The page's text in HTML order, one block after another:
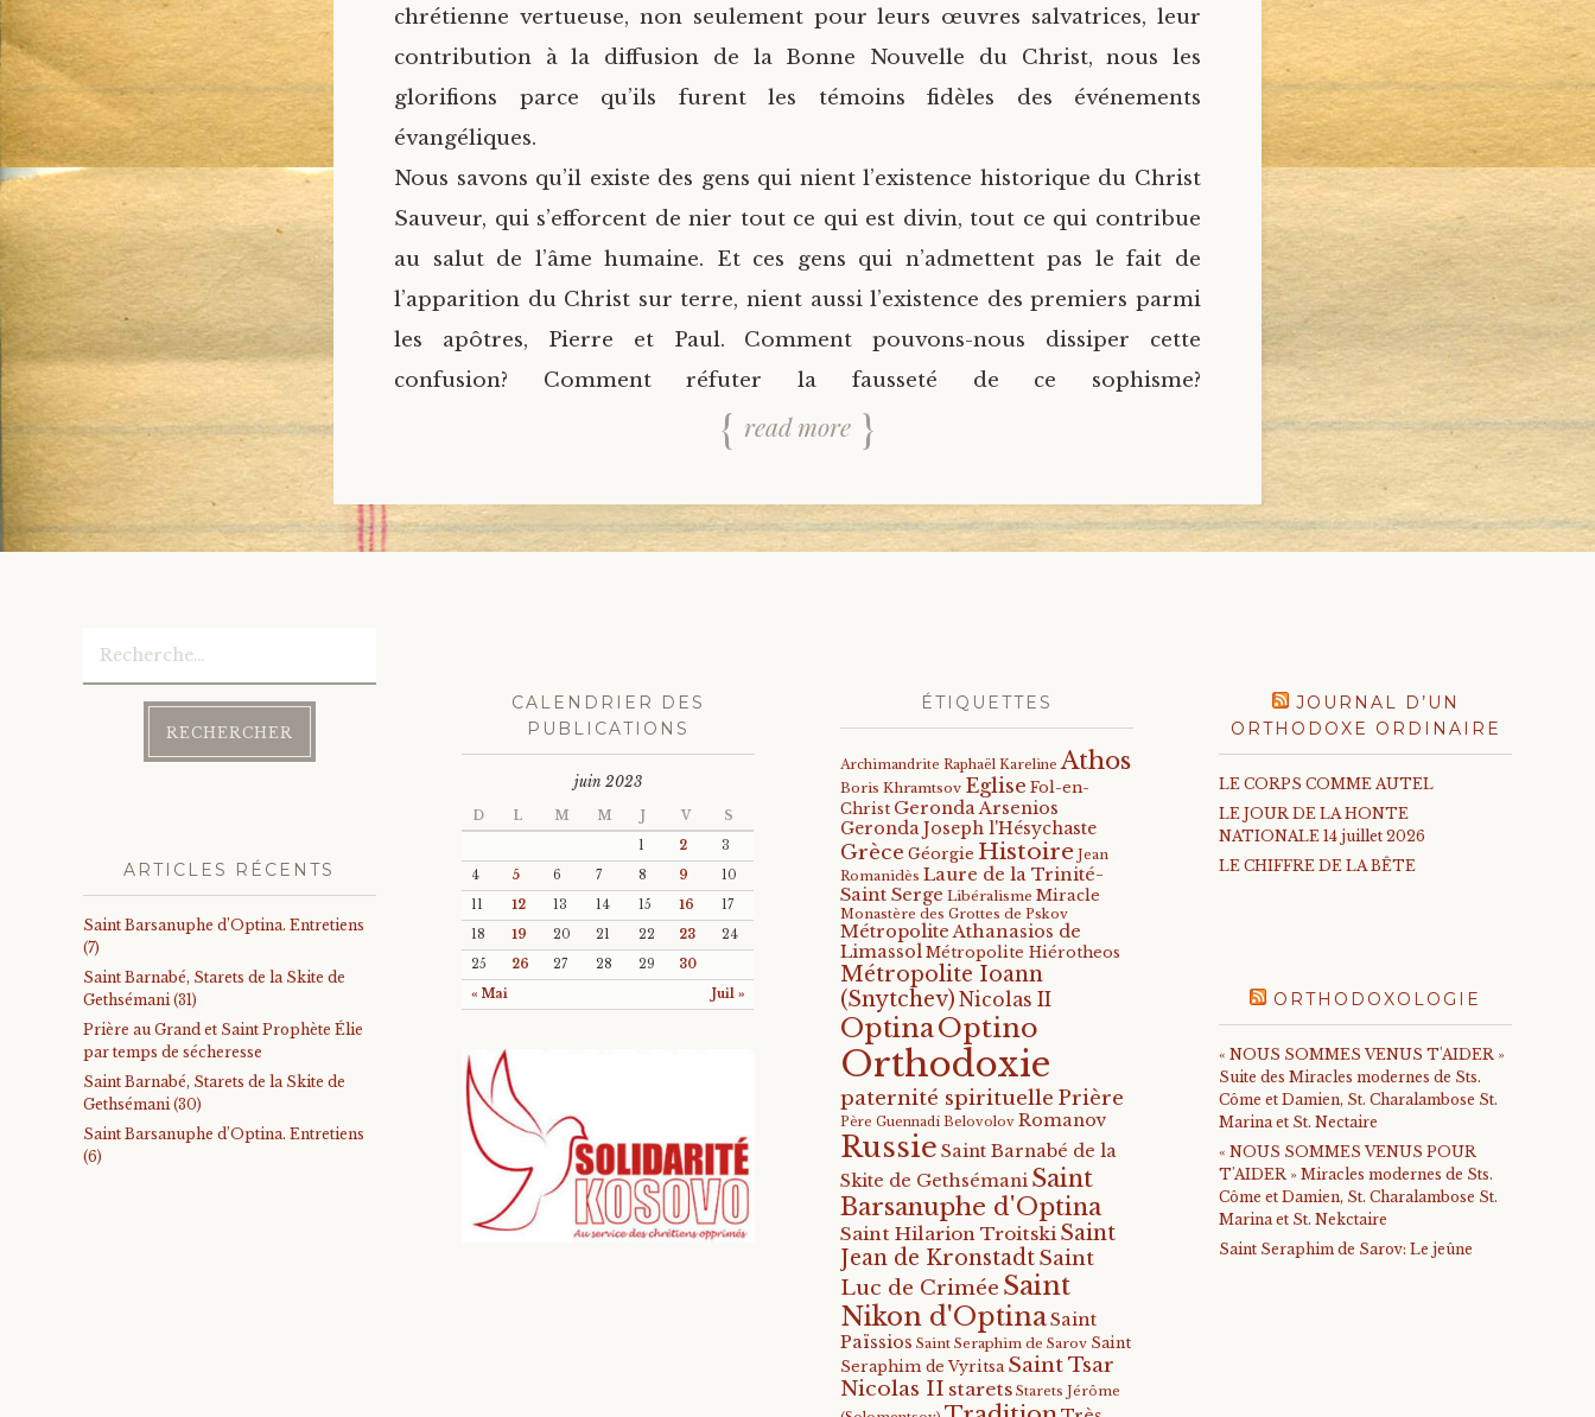
chrétienne vertueuse, non seulement pour leurs œuvres salvatrices, leur
contribution à la diffusion de la Bonne Nouvelle du Christ, nous les
glorifions parce qu’ils furent les témoins fidèles des événements
évangéliques.
Nous savons qu’il existe des gens qui nient l’existence historique du Christ
Sauveur, qui s’efforcent de nier tout ce qui est divin, tout ce qui contribue
au salut de l’âme humaine. Et ces gens qui n’admettent pas le fait de
l’apparition du Christ sur terre, nient aussi l’existence des premiers parmi
les apôtres, Pierre et Paul. Comment pouvons-nous dissiper cette
confusion? Comment réfuter la fausseté de ce sophisme?
read more
Rechercher :
ARTICLES RÉCENTS
Saint Barsanuphe d’Optina. Entretiens
(7)
Saint Barnabé, Starets de la Skite de
Gethsémani (31)
Prière au Grand et Saint Prophète Élie
par temps de sécheresse
Saint Barnabé, Starets de la Skite de
Gethsémani (30)
Saint Barsanuphe d’Optina. Entretiens
(6)
CALENDRIER DES
PUBLICATIONS
juin 2023
D L M M J V S
« Mai Juil »
1 2
3
4
5 6 7 8 9
10
11
12 13 14 15 16
17
18
19 20 21 22 23
24
25
26 27 28 29 30
ÉTIQUETTES
Archimandrite Raphaël Kareline Athos
Boris Khramtsov Eglise Fol-en-
Christ Geronda Arsenios
Geronda Joseph l'Hésychaste
Grèce Géorgie Histoire Jean
Romanidès Laure de la Trinité-
Saint Serge Libéralisme Miracle
Monastère des Grottes de Pskov
Métropolite Athanasios de
Limassol Métropolite Hiérotheos
Métropolite Ioann
(Snytchev) Nicolas II
OptinaOptino
Orthodoxie
paternité spirituelle Prière
Père Guennadi Belovolov Romanov
Russie Saint Barnabé de la
Skite de Gethsémani Saint
Barsanuphe d'Optina
Saint Hilarion Troitski Saint
Jean de KronstadtSaint
Luc de Crimée Saint
Nikon d'OptinaSaint
Païssios Saint Seraphim de Sarov Saint
Seraphim de Vyritsa Saint Tsar
Nicolas II starets Starets Jérôme
JOURNAL D’UN
ORTHODOXE ORDINAIRE
LE CORPS COMME AUTEL
LE JOUR DE LA HONTE
NATIONALE 14 juillet 2026
LE CHIFFRE DE LA BÊTE
ORTHODOXOLOGIE
« NOUS SOMMES VENUS T'AIDER »
Suite des Miracles modernes de Sts.
Côme et Damien, St. Charalambose St.
Marina et St. Nectaire
« NOUS SOMMES VENUS POUR
T'AIDER » Miracles modernes de Sts.
Côme et Damien, St. Charalambose St.
Marina et St. Nekctaire
Saint Seraphim de Sarov: Le jeûne